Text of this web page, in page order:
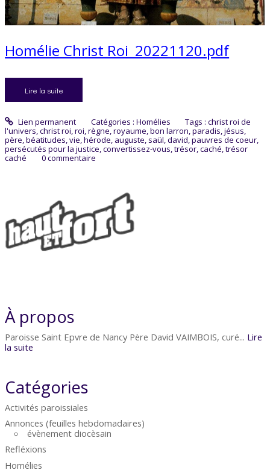
Homélie Christ Roi_20221120.pdf
Lire la suite
Lien permanent Catégories : Homélies Tags :christ roi de
l'univers,christ roi,roi,règne,royaume,bon larron,paradis,jésus,
père,béatitudes,vie,hérode, auguste, saül,david,pauvres de coeur,
persécutés pour la justice,convertissez-vous,trésor,caché,trésor
caché
0commentaire
À propos
Paroisse Saint Epvre de Nancy Père David VAIMBOIS, curé... Lire
la suite
Catégories
Activités paroissiales
Annonces (feuilles hebdomadaires)
évènement diocèsain
Refléxions
Homélies